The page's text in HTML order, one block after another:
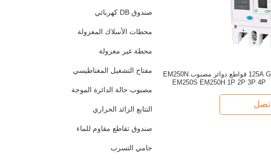
صندوق DB كهربائي
محطات الأسلاك المعزولة
محطة غير معزولة
مفتاح التشغيل المغناطيسي
مصبوب حالة الدائرة الموجة
التتابع الزائد الحراري
صندوق تقاطع مقاوم للماء
حامي التسرب
125A GE قواطع دوائر مصبوب EM250N
EM250S EM250H 1P 2P 3P 4P
اتصل